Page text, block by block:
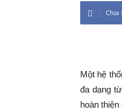
Chia
Một hệ
đa dạng
hoàn